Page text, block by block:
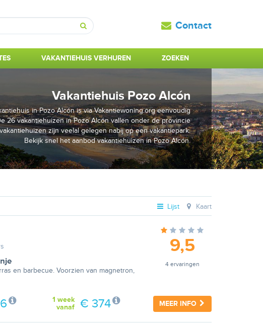
Zoeken
Contact
VAKANTIEHUIS VERHUREN ZOEKEN
Vakantiehuis Pozo Alcón
in Pozo Alcón is via Vakantiewoning.org eenvoudig
26 vakantiehuizen in Pozo Alcón vallen onder de provincie
zijn veelal gelegen nabij op een vakantiepark.
Bekijk snel het aanbod vakantiehuizen in Pozo Alcón.
Lijst Kaart
en barbecue. Voorzien van magnetron,
9,5
4 ervaringen
MEER INFO
1 week
vanaf
€ 374